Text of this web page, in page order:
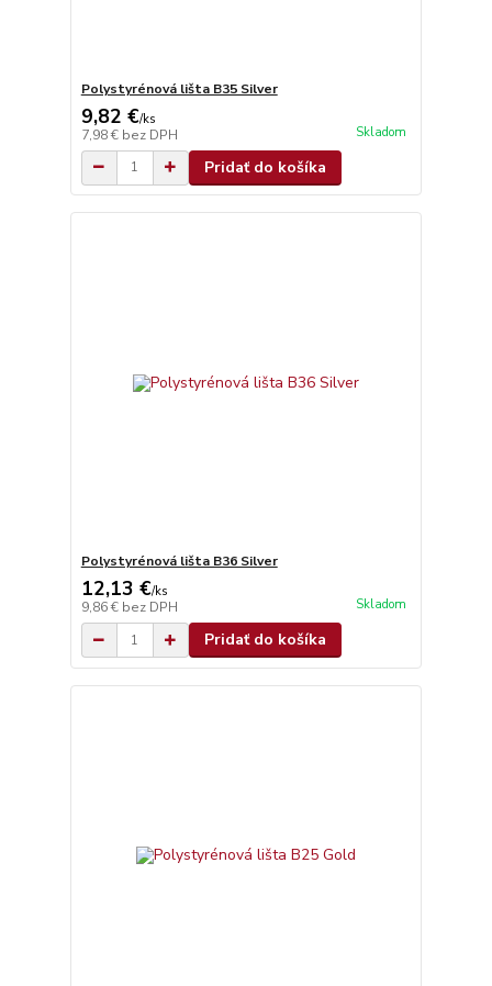
Polystyrénová lišta B35 Silver
9,82 €/ks
7,98 € bez DPH Skladom
Pridať do košíka
Polystyrénová lišta B36 Silver
12,13 €/ks
9,86 € bez DPH Skladom
Pridať do košíka